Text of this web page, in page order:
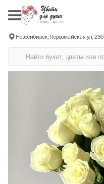
Новосибирск, Первомайская ул, 236